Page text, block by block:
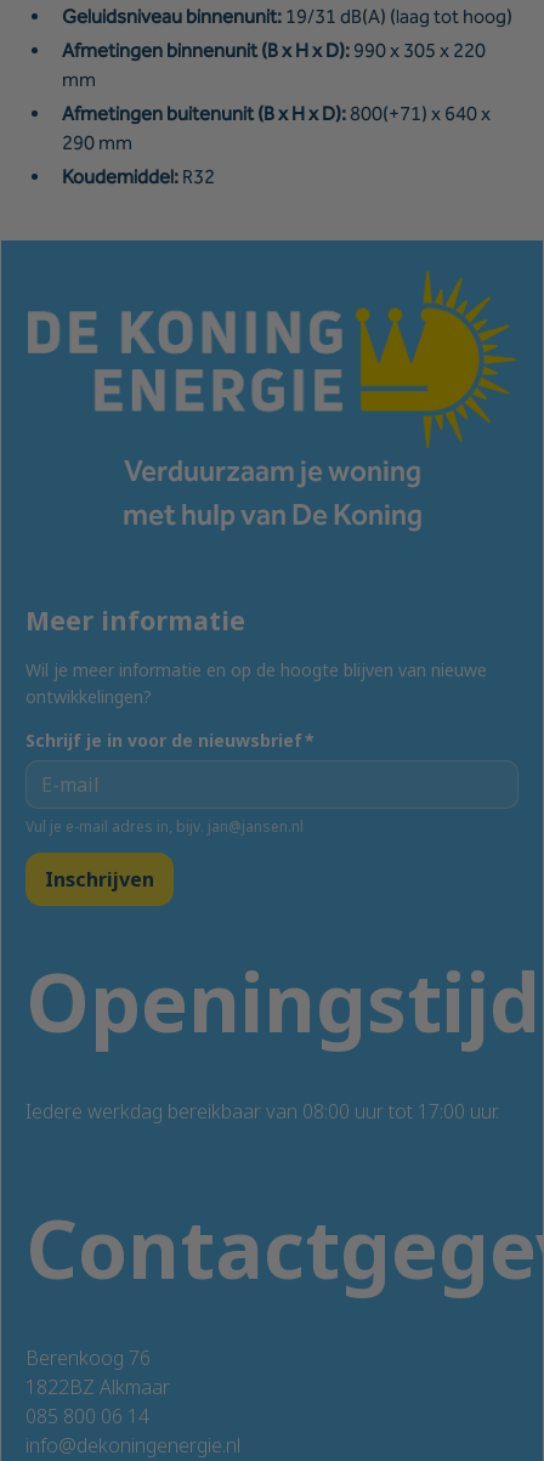
Geluidsniveau binnenunit: 19/31 dB(A) (laag tot hoog)
Afmetingen binnenunit (B x H x D): 990 x 305 x 220
mm
Afmetingen buitenunit (B x H x D): 800(+71) x 640 x
290 mm
Koudemiddel: R32
Verduurzaam je woning
met hulp van De Koning
Berenkoog 76
1822BZ Alkmaar
085 800 06 14
info@dekoningenergie.nl
Iedere werkdag bereikbaar van 08:00 uur tot 17:00 uur.
Meer informatie
Wil je meer informatie en op de hoogte blijven van nieuwe
ontwikkelingen?
Schrijf je in voor de nieuwsbrief*
Vul je e-mail adres in, bijv. jan@jansen.nl
Inschrijven